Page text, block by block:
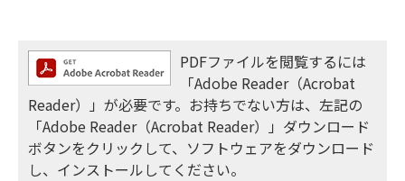
PDFファイルを閲覧するには
「Adobe Reader（Acrobat
Reader）」が必要です。お持ちでない方は、左記の
「Adobe Reader（Acrobat Reader）」ダウンロード
ボタンをクリックして、ソフトウェアをダウンロード
し、インストールしてください。